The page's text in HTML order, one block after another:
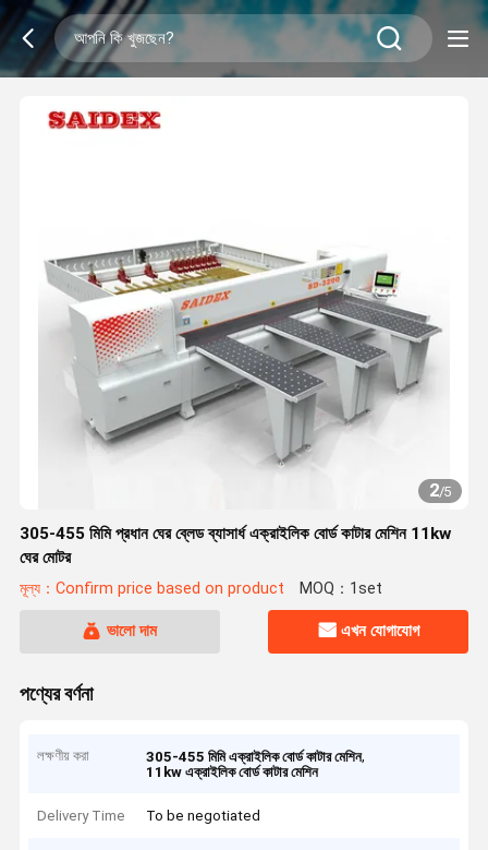
2/5
305-455 মিমি প্রধান ঘের ব্লেড ব্যাসার্ধ এক্রাইলিক বোর্ড কাটার মেশিন 11kw
ঘের মোটর
মূল্য：Confirm price based on product MOQ：1set
ভালো দাম এখন যোগাযোগ
পণ্যের বর্ণনা
লক্ষণীয় করা 305-455 মিমি এক্রাইলিক বোর্ড কাটার মেশিন,
11kw এক্রাইলিক বোর্ড কাটার মেশিন
Delivery Time To be negotiated